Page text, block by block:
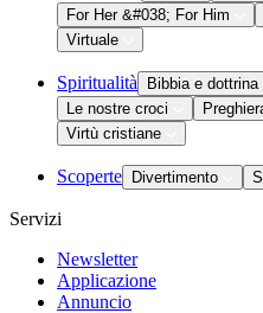
For Her &#038; For Him
Virtuale
Spiritualità Bibbia e dottrina
Le nostre croci
Virtù cristiane
Scoperte Divertimento
Servizi
Newsletter
Applicazione
Annuncio